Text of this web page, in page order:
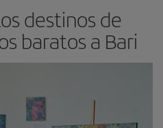
destinos de
baratos a Bari